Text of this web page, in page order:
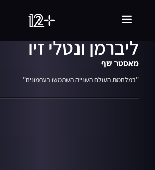
פרק 12
הראש בראש של מולי
ליברמן ונטלי זיו
מאסטר שף
"במלחמת העולם השנייה השתמשו בערמונים"